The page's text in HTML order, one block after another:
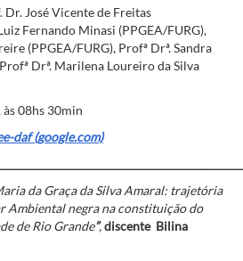
Dr. José Vicente de Freitas
Fernando Minasi (PPGEA/FURG),
(PPGEA/FURG), Profª Drª. Sandra
Drª. Marilena Loureiro da Silva
08hs 30min
daf (google.com)
da Graça da Silva Amaral: trajetória
Ambiental negra na constituição do
de Rio Grande”,discente Bilina